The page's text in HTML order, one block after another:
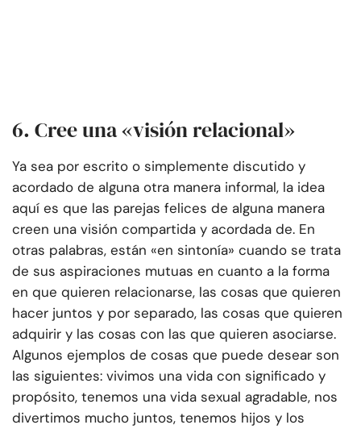
6. Cree una «visión relacional»
Ya sea por escrito o simplemente discutido y
acordado de alguna otra manera informal, la idea
aquí es que las parejas felices de alguna manera
creen una visión compartida y acordada de. En
otras palabras, están «en sintonía» cuando se trata
de sus aspiraciones mutuas en cuanto a la forma
en que quieren relacionarse, las cosas que quieren
hacer juntos y por separado, las cosas que quieren
adquirir y las cosas con las que quieren asociarse.
Algunos ejemplos de cosas que puede desear son
las siguientes: vivimos una vida con significado y
propósito, tenemos una vida sexual agradable, nos
divertimos mucho juntos, tenemos hijos y los